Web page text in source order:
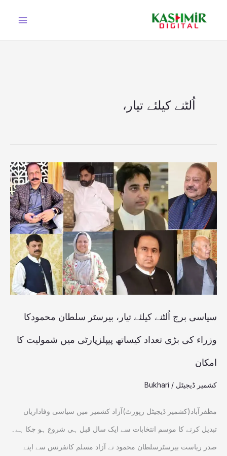
اُلٹنے کیلئے تیار،
سیاسی برج اُلٹنے کیلئے تیار، بیرسٹر سلطان محمودکا
وزراء کی بڑی تعداد کیساتھ پیپلزپارٹی میں شمولیت کا
امکان
کشمیر ڈیجیٹل /
Bukhari
مظفرآباد(کشمیر ڈیجیٹل رپورٹ)آزاد کشمیر میں سیاسی وفاداریاں
تبدیل کرنے کا موسم انتخابات سے ایک سال قبل ہی شروع ہو چکا ہے۔
صدر ریاست بیرسٹرسلطان محمود نے آزاد مسلم کانفرنس سے اپنے
سیاسی
برج
اُلٹنے
کیلئے
تیار،
بیرسٹر
سلطان
محمودکا
وزراء
بڑی
تعداد
کیساتھ